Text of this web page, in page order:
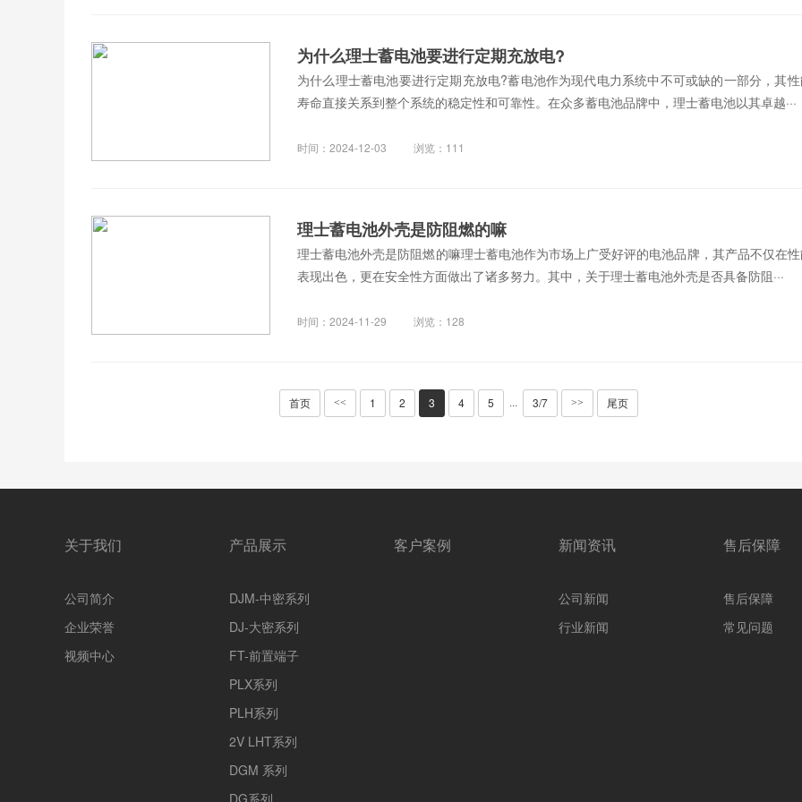
为什么理士蓄电池要进行定期充放电?
为什么理士蓄电池要进行定期充放电?蓄电池作为现代电力系统中不可或缺的一部分，其
寿命直接关系到整个系统的稳定性和可靠性。在众多蓄电池品牌中，理士蓄电池以其卓越···
时间：2024-12-03 浏览：111
理士蓄电池外壳是防阻燃的嘛
理士蓄电池外壳是防阻燃的嘛理士蓄电池作为市场上广受好评的电池品牌，其产品不仅在
表现出色，更在安全性方面做出了诸多努力。其中，关于理士蓄电池外壳是否具备防阻···
时间：2024-11-29 浏览：128
首页 << 1 2 3 4 5 ··· 3/7 >> 尾页
关于我们
公司简介
企业荣誉
视频中心
产品展示
DJM-中密系列
DJ-大密系列
FT-前置端子
PLX系列
PLH系列
2V LHT系列
DGM 系列
DG系列
客户案例 新闻资讯
公司新闻
行业新闻
售后保障
售后保障
常见问题